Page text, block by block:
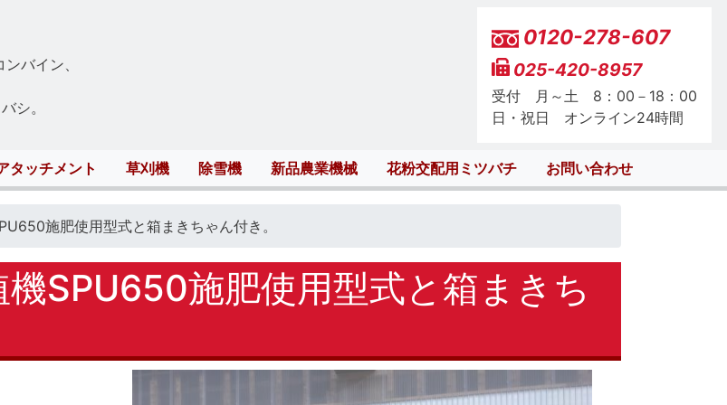
バイン、
シ。
0120-278-607
025-420-8957
受付 月～土 8：00－18：00
日・祝日 オンライン24時間
タッチメント 草刈機 除雪機 新品農業機械 花粉交配用ミツバチ お問い合わせ
施肥使用型式と箱まきちゃん付き。
SPU650施肥使用型式と箱まきち